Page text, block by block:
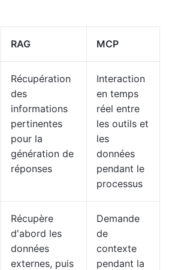
RAG MCP
Récupération
des
informations
pertinentes
pour la
génération de
réponses
Interaction
en temps
réel entre
les outils et
les
données
pendant le
processus
Récupère
d'abord les
données
externes, puis
Demande
de
contexte
pendant la